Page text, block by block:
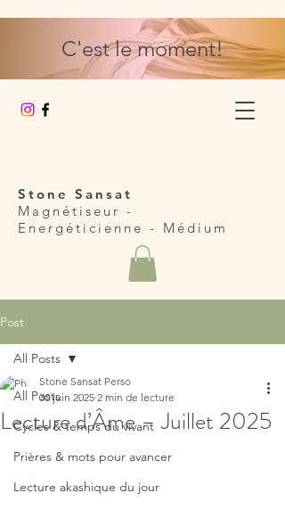
Stone Sansat
Magnétiseur -
Energéticienne - Médium
C'est le moment!
Post
All Posts
Cycles & temps du vivant
Prières & mots pour avancer
Lecture akashique du jour
All Posts
Lecture d’Âme – Juillet 2025
Stone Sansat Perso
30 juin 2025 2 min de lecture